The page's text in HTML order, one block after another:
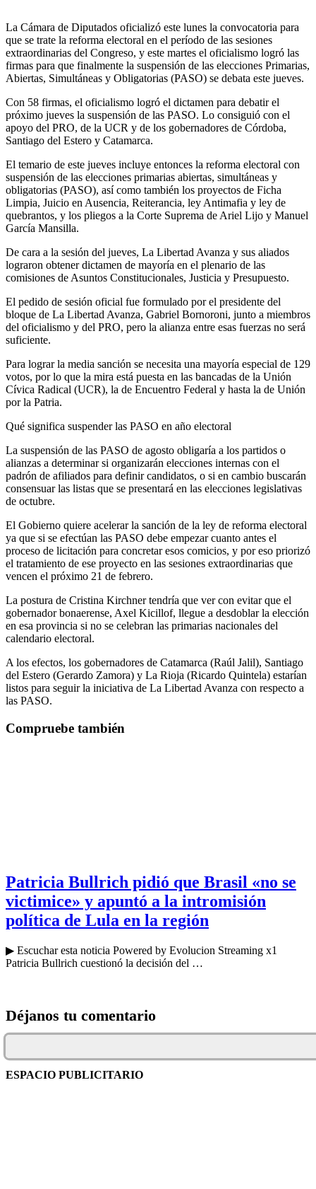
La Cámara de Diputados oficializó este lunes la convocatoria para
que se trate la reforma electoral en el período de las sesiones
extraordinarias del Congreso, y este martes el oficialismo logró las
firmas para que finalmente la suspensión de las elecciones Primarias,
Abiertas, Simultáneas y Obligatorias (PASO) se debata este jueves.
Con 58 firmas, el oficialismo logró el dictamen para debatir el
próximo jueves la suspensión de las PASO. Lo consiguió con el
apoyo del PRO, de la UCR y de los gobernadores de Córdoba,
Santiago del Estero y Catamarca.
El temario de este jueves incluye entonces la reforma electoral con
suspensión de las elecciones primarias abiertas, simultáneas y
obligatorias (PASO), así como también los proyectos de Ficha
Limpia, Juicio en Ausencia, Reiterancia, ley Antimafia y ley de
quebrantos, y los pliegos a la Corte Suprema de Ariel Lijo y Manuel
García Mansilla.
De cara a la sesión del jueves, La Libertad Avanza y sus aliados
lograron obtener dictamen de mayoría en el plenario de las
comisiones de Asuntos Constitucionales, Justicia y Presupuesto.
El pedido de sesión oficial fue formulado por el presidente del
bloque de La Libertad Avanza, Gabriel Bornoroni, junto a miembros
del oficialismo y del PRO, pero la alianza entre esas fuerzas no será
suficiente.
Para lograr la media sanción se necesita una mayoría especial de 129
votos, por lo que la mira está puesta en las bancadas de la Unión
Cívica Radical (UCR), la de Encuentro Federal y hasta la de Unión
por la Patria.
Qué significa suspender las PASO en año electoral
La suspensión de las PASO de agosto obligaría a los partidos o
alianzas a determinar si organizarán elecciones internas con el
padrón de afiliados para definir candidatos, o si en cambio buscarán
consensuar las listas que se presentará en las elecciones legislativas
de octubre.
El Gobierno quiere acelerar la sanción de la ley de reforma electoral
ya que si se efectúan las PASO debe empezar cuanto antes el
proceso de licitación para concretar esos comicios, y por eso priorizó
el tratamiento de ese proyecto en las sesiones extraordinarias que
vencen el próximo 21 de febrero.
La postura de Cristina Kirchner tendría que ver con evitar que el
gobernador bonaerense, Axel Kicillof, llegue a desdoblar la elección
en esa provincia si no se celebran las primarias nacionales del
calendario electoral.
A los efectos, los gobernadores de Catamarca (Raúl Jalil), Santiago
del Estero (Gerardo Zamora) y La Rioja (Ricardo Quintela) estarían
listos para seguir la iniciativa de La Libertad Avanza con respecto a
las PASO.
Compruebe también
Patricia Bullrich pidió que Brasil «no se
victimice» y apuntó a la intromisión
política de Lula en la región
▶ Escuchar esta noticia Powered by Evolucion Streaming x1
Patricia Bullrich cuestionó la decisión del …
Déjanos tu comentario
ESPACIO PUBLICITARIO